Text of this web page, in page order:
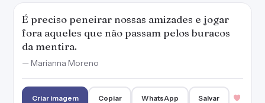
É preciso peneirar nossas amizades e jogar
fora aqueles que não passam pelos buracos
da mentira.
— Marianna Moreno
Criar imagem Copiar WhatsApp Salvar